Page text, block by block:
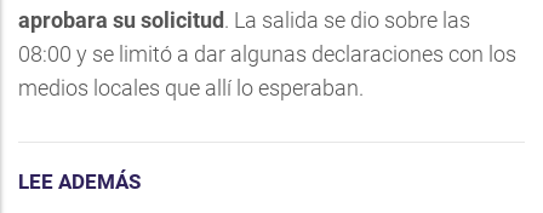
aprobara su solicitud. La salida se dio sobre las
08:00 y se limitó a dar algunas declaraciones con los
medios locales que allí lo esperaban.
LEE ADEMÁS